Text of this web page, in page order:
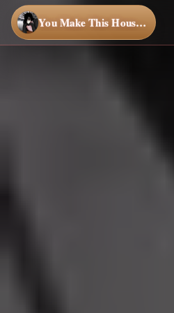
You Make This House a Home